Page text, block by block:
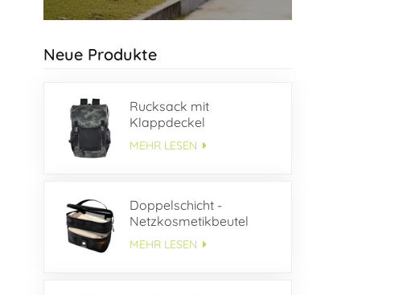
Neue Produkte
Rucksack mit
Klappdeckel
MEHR LESEN
Doppelschicht -
Netzkosmetikbeutel
MEHR LESEN